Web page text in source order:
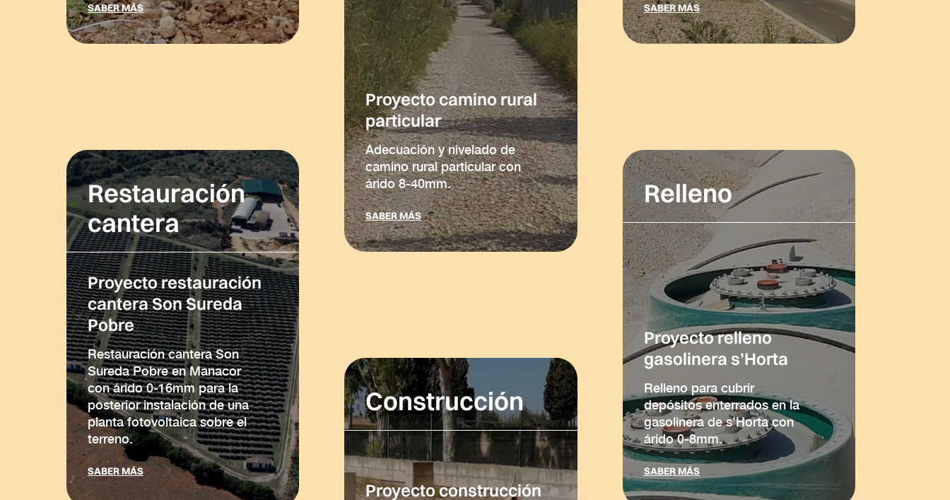
SABER MÁS
Restauración
cantera
Proyecto restauración
cantera Son Sureda
Pobre
Restauración cantera Son
Sureda Pobre en Manacor
con árido 0-16mm para la
posterior instalación de una
planta fotovoltaica sobre el
terreno.
SABER MÁS
Proyecto camino rural
particular
Adecuación y nivelado de
camino rural particular con
árido 8-40mm.
SABER MÁS
Construcción
Proyecto construcción
SABER MÁS
Relleno
Proyecto relleno
gasolinera s’Horta
Relleno para cubrir
depósitos enterrados en la
gasolinera de s’Horta con
árido 0-8mm.
SABER MÁS